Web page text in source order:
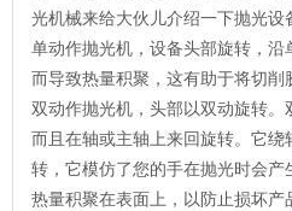
光机械来给大伙儿介绍一下抛光设
单动作抛光机，设备头部旋转，
而导致热量积聚，这有助于将切削
双动作抛光机，头部以双动旋转。
而且在轴或主轴上来回旋转。它
转，它模仿了您的手在抛光时会
热量积聚在表面上，以防止损坏产